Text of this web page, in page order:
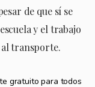
de que sí se
y el trabajo
al transporte.